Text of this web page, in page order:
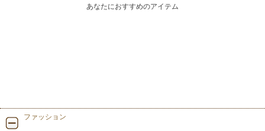
あなたにおすすめのアイテム
ファッション